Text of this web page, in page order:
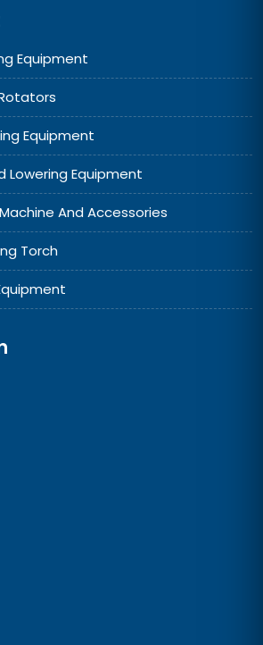
Equipment
Equipment
Lowering Equipment
And Accessories
Torch